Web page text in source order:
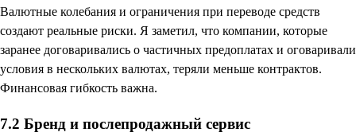
Валютные колебания и ограничения при переводе средств
создают реальные риски. Я заметил, что компании, которые
заранее договаривались о частичных предоплатах и оговаривали
условия в нескольких валютах, теряли меньше контрактов.
Финансовая гибкость важна.
7.2 Бренд и послепродажный сервис